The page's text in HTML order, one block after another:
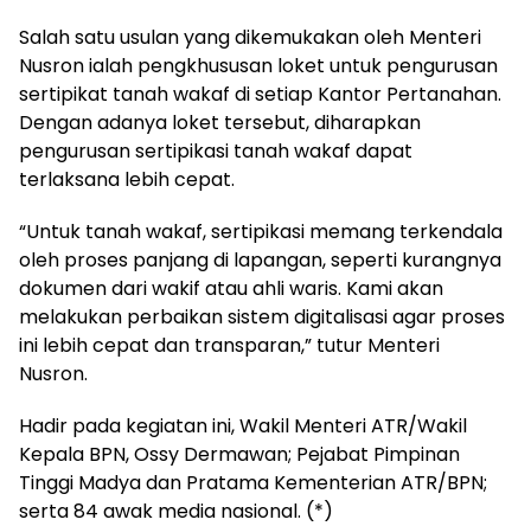
Salah satu usulan yang dikemukakan oleh Menteri
Nusron ialah pengkhususan loket untuk pengurusan
sertipikat tanah wakaf di setiap Kantor Pertanahan.
Dengan adanya loket tersebut, diharapkan
pengurusan sertipikasi tanah wakaf dapat
terlaksana lebih cepat.
“Untuk tanah wakaf, sertipikasi memang terkendala
oleh proses panjang di lapangan, seperti kurangnya
dokumen dari wakif atau ahli waris. Kami akan
melakukan perbaikan sistem digitalisasi agar proses
ini lebih cepat dan transparan,” tutur Menteri
Nusron.
Hadir pada kegiatan ini, Wakil Menteri ATR/Wakil
Kepala BPN, Ossy Dermawan; Pejabat Pimpinan
Tinggi Madya dan Pratama Kementerian ATR/BPN;
serta 84 awak media nasional. (*)